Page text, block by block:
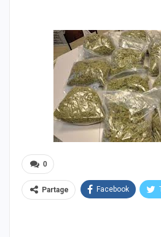
0
Partage Facebook